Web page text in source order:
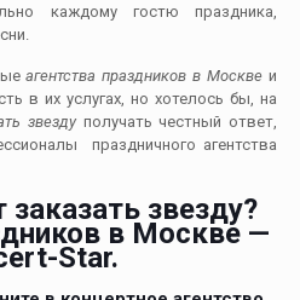
каждому гостю праздника,
агентства праздников в Москве и
в их услугах, но хотелось бы, на
звездуполучать честный ответ,
праздничного агентства
звезду?
в Москве —
Star.